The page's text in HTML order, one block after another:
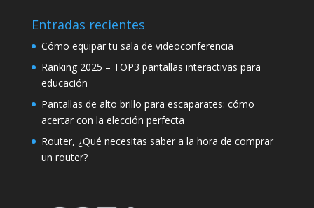
Entradas recientes
Cómo equipar tu sala de videoconferencia
Ranking 2025 – TOP3 pantallas interactivas para
educación
Pantallas de alto brillo para escaparates: cómo
acertar con la elección perfecta
Router, ¿Qué necesitas saber a la hora de comprar
un router?